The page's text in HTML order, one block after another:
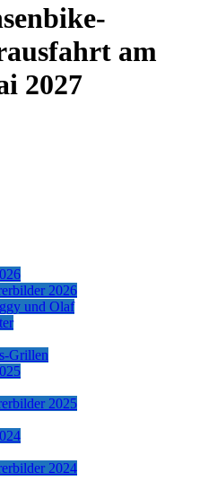
am
2027
2026
und Olaf
Grillen
2025
2024